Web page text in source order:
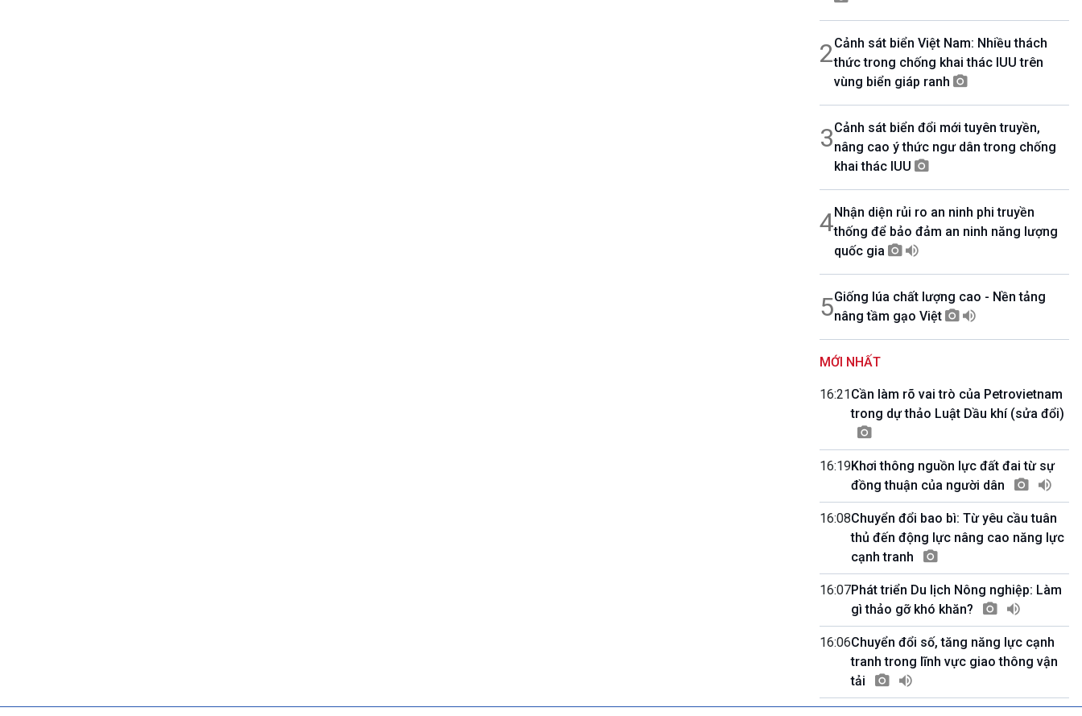
08h35-08h40
Quảng cáo
08h40-08h50
Quảng cáo
08h55-09h00
Chương trình đệm
09h15-09h30
Dòng chảy kinh tế
09h30-09h35
Quảng cáo
09h40-09h55
Quảng cáo
Nhập hệ VOV3
10h00-10h05
Bản tin thời sự
10h05-10h10
Quảng cáo
10h10-10h25
Dân tộc và phát triển
10h25-10h30
Quảng cáo
10h30-11h00
Vì an ninh Tổ quốc
11h00-11h05
Bản tin thể thao
11h05-11h10
Quảng cáo
11h10-11h25
Xã hội chuyển động
11h25-11h30
2Cảnh sát biển Việt Nam: Nhiều thách
thức trong chống khai thác IUU trên
vùng biển giáp ranh
3Cảnh sát biển đổi mới tuyên truyền,
nâng cao ý thức ngư dân trong chống
khai thác IUU
4Nhận diện rủi ro an ninh phi truyền
thống để bảo đảm an ninh năng lượng
quốc gia
5Giống lúa chất lượng cao - Nền tảng
nâng tầm gạo Việt
MỚI NHẤT
16:21Cần làm rõ vai trò của Petrovietnam
trong dự thảo Luật Dầu khí (sửa đổi)
16:19Khơi thông nguồn lực đất đai từ sự
đồng thuận của người dân
16:08Chuyển đổi bao bì: Từ yêu cầu tuân
thủ đến động lực nâng cao năng lực
cạnh tranh
16:07Phát triển Du lịch Nông nghiệp: Làm
gì thảo gỡ khó khăn?
16:06Chuyển đổi số, tăng năng lực cạnh
tranh trong lĩnh vực giao thông vận
tải